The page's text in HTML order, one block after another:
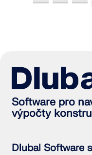
Software pro
výpočty
Dlubal Software